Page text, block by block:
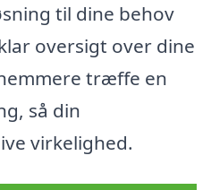
til dine behov
oversigt over dine
træffe en
så din
virkelighed.